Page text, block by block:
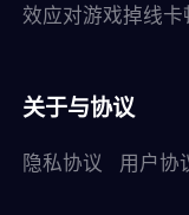
效应对游戏掉线
关于与协议
隐私协议 用户协